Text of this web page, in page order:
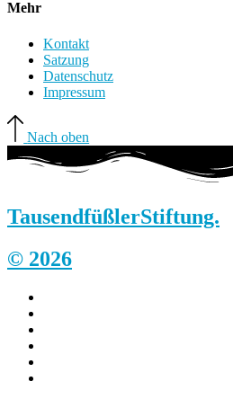
Mehr
Kontakt
Satzung
Datenschutz
Impressum
Nach oben
TausendfüßlerStiftung.
© 2026